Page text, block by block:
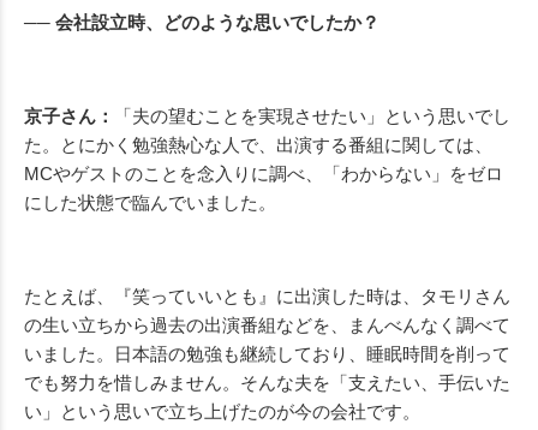
── 会社設立時、どのような思いでしたか？
京子さん：
「夫の望むことを実現させたい」という思いでし
た。とにかく勉強熱心な人で、出演する番組に関しては、
MCやゲストのことを念入りに調べ、「わからない」をゼロ
にした状態で臨んでいました。
たとえば、『笑っていいとも』に出演した時は、タモリさん
の生い立ちから過去の出演番組などを、まんべんなく調べて
いました。日本語の勉強も継続しており、睡眠時間を削って
でも努力を惜しみません。そんな夫を「支えたい、手伝いた
い」という思いで立ち上げたのが今の会社です。